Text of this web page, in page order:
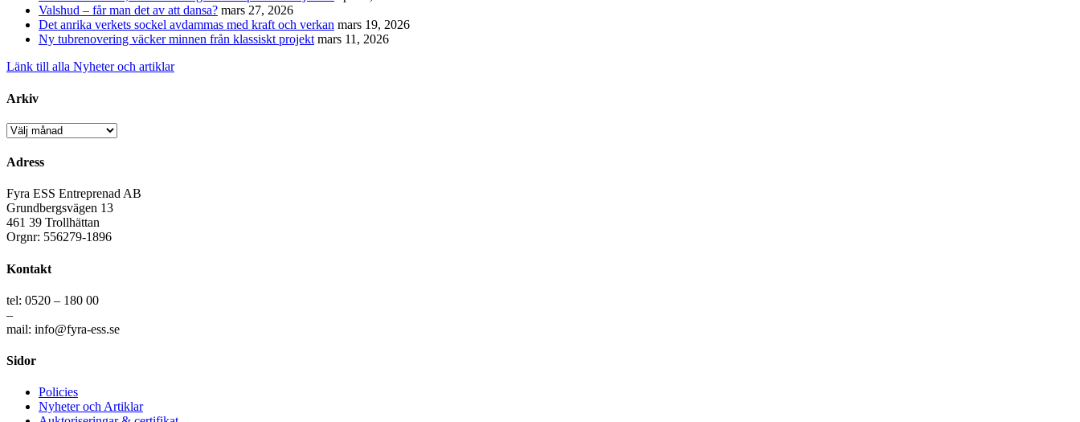
Valshud – får man det av att dansa? mars 27, 2026
Det anrika verkets sockel avdammas med kraft och verkan mars 19, 2026
Ny tubrenovering väcker minnen från klassiskt projekt mars 11, 2026
Länk till alla Nyheter och artiklar
Arkiv
Arkiv
Adress
Fyra ESS Entreprenad AB
Grundbergsvägen 13
461 39 Trollhättan
Orgnr: 556279-1896
Kontakt
tel: 0520 – 180 00
–
mail: info@fyra-ess.se
Sidor
Policies
Nyheter och Artiklar